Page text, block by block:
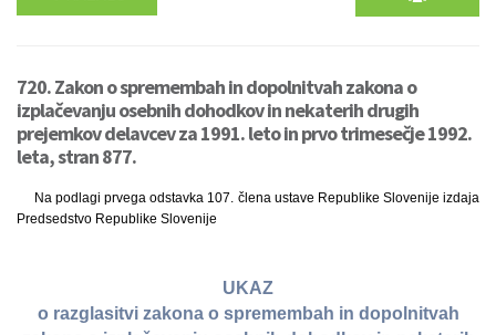
720. Zakon o spremembah in dopolnitvah zakona o
izplačevanju osebnih dohodkov in nekaterih drugih
prejemkov delavcev za 1991. leto in prvo trimesečje 1992.
leta, stran 877.
Na podlagi prvega odstavka 107. člena ustave Republike Slovenije izdaja
Predsedstvo Republike Slovenije
UKAZ
o razglasitvi zakona o spremembah in dopolnitvah